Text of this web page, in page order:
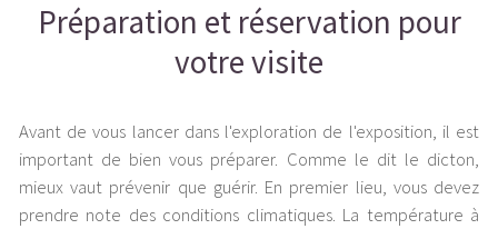
Préparation et réservation pour
votre visite
Avant de vous lancer dans l'exploration de l'exposition, il est
important de bien vous préparer. Comme le dit le dicton,
mieux vaut prévenir que guérir. En premier lieu, vous devez
prendre note des conditions climatiques. La température à